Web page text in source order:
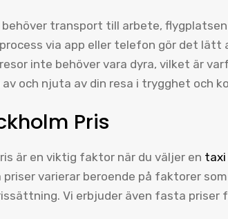
transport till arbete,
via app eller telefon gör det
inte behöver vara dyra, vilket är
och njuta av din resa i trygghet och
Pris
är en viktig faktor när du väljer en taxi
priser varierar beroende på faktorer
Vi erbjuder även fasta priser